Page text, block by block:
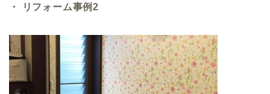
・ リフォーム事例2